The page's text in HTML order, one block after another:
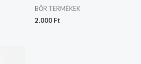
BŐR TERMÉKEK
2.000 Ft